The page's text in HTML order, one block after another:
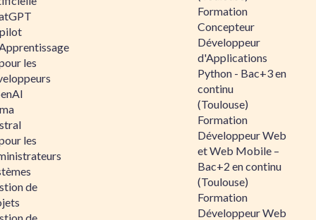
les
les
de
Formation
Concepteur
Développeur
d'Applications
Python - Bac+3 en
continu
(Toulouse)
Formation
Développeur Web
et Web Mobile –
Bac+2 en continu
(Toulouse)
Formation
Développeur Web